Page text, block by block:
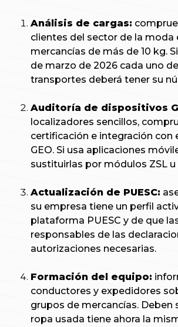
Análisis de cargas:
clientes del sector de la moda
mercancías de más de 10 kg.
de marzo de 2026 cada uno
transportes deberá tener su
Auditoría de dispositivos
localizadores sencillos,
certificación e integración con
GEO. Si usa aplicaciones
sustituirlas por módulos ZSL u
Actualización de PUESC:
su empresa tiene un perfil
plataforma PUESC y de que
responsables de las
autorizaciones necesarias.
Formación del equipo:
conductores y expedidores
grupos de mercancías. Deben
ropa usada tiene ahora la